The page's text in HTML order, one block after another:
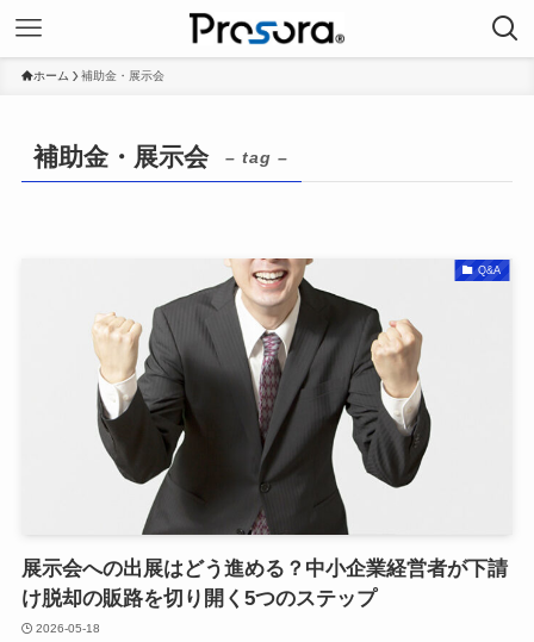
ホーム 補助金・展示会
補助金・展示会 – tag –
Q&A
展示会への出展はどう進める？中小企業経営者が下請
け脱却の販路を切り開く5つのステップ
2026-05-18